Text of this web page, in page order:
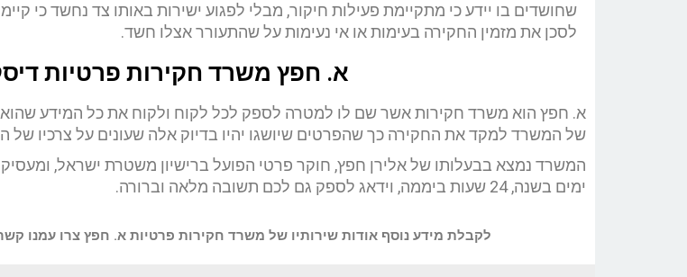
שחושדים בו יידע כי מתקיימת פעילות חיקור, מבלי לפגוע ישירות באותו צד נחשד כי
לסכן את מזמין החקירה בעימות או אי נעימות על שהתעורר אצלו חשד.
א. חפץ משרד חקירות פרטיות
א. חפץ הוא משרד חקירות אשר שם לו למטרה לספק לכל לקוח ולקוח את כל המידע
של המשרד למקד את החקירה כך שהפרטים שיושגו יהיו בדיוק אלה שעונים על צרכיו של
ימים בשנה, 24 שעות ביממה, וידאג לספק גם לכם תשובה מלאה וברורה.
לקבלת מידע נוסף אודות שירותיו של משרד חקירות פרטיות א. חפץ צרו עמנו